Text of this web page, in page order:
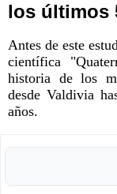
los últimos
Antes de este
científica
historia de los
desde Valdivia
años.